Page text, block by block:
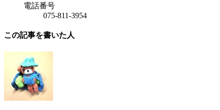
電話番号
075-811-3954
この記事を書いた人